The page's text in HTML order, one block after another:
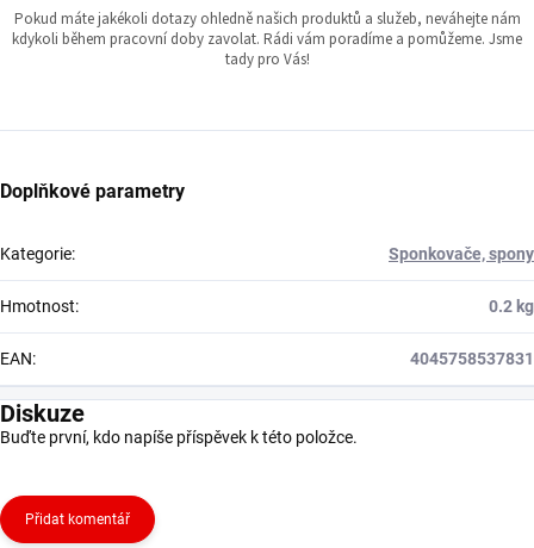
Pokud máte jakékoli dotazy ohledně našich produktů a služeb, neváhejte nám
kdykoli během pracovní doby zavolat. Rádi vám poradíme a pomůžeme. Jsme
tady pro Vás!
Doplňkové parametry
Kategorie: Sponkovače, spony
Hmotnost: 0.2 kg
EAN: 4045758537831
Diskuze
Buďte první, kdo napíše příspěvek k této položce.
Přidat komentář